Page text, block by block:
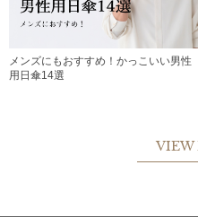
メンズにもおすすめ！かっこいい男性
用日傘14選
VIEW